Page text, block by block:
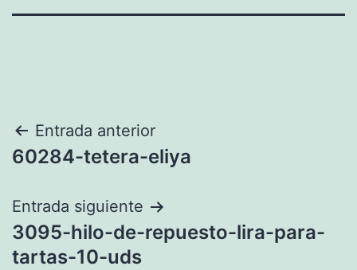
Navegación
de
entradas
Entrada anterior
60284-tetera-eliya
Entrada siguiente
3095-hilo-de-repuesto-lira-para-
tartas-10-uds